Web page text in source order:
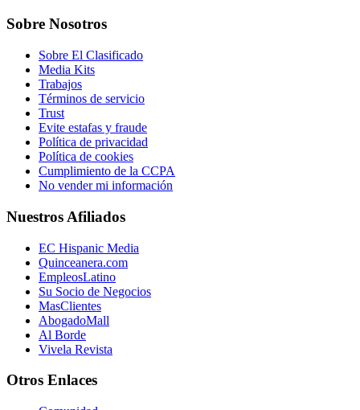
Sobre Nosotros
Sobre El Clasificado
Media Kits
Trabajos
Términos de servicio
Trust
Evite estafas y fraude
Política de privacidad
Política de cookies
Cumplimiento de la CCPA
No vender mi información
Nuestros Afiliados
EC Hispanic Media
Quinceanera.com
EmpleosLatino
Su Socio de Negocios
MasClientes
AbogadoMall
Al Borde
Vivela Revista
Otros Enlaces